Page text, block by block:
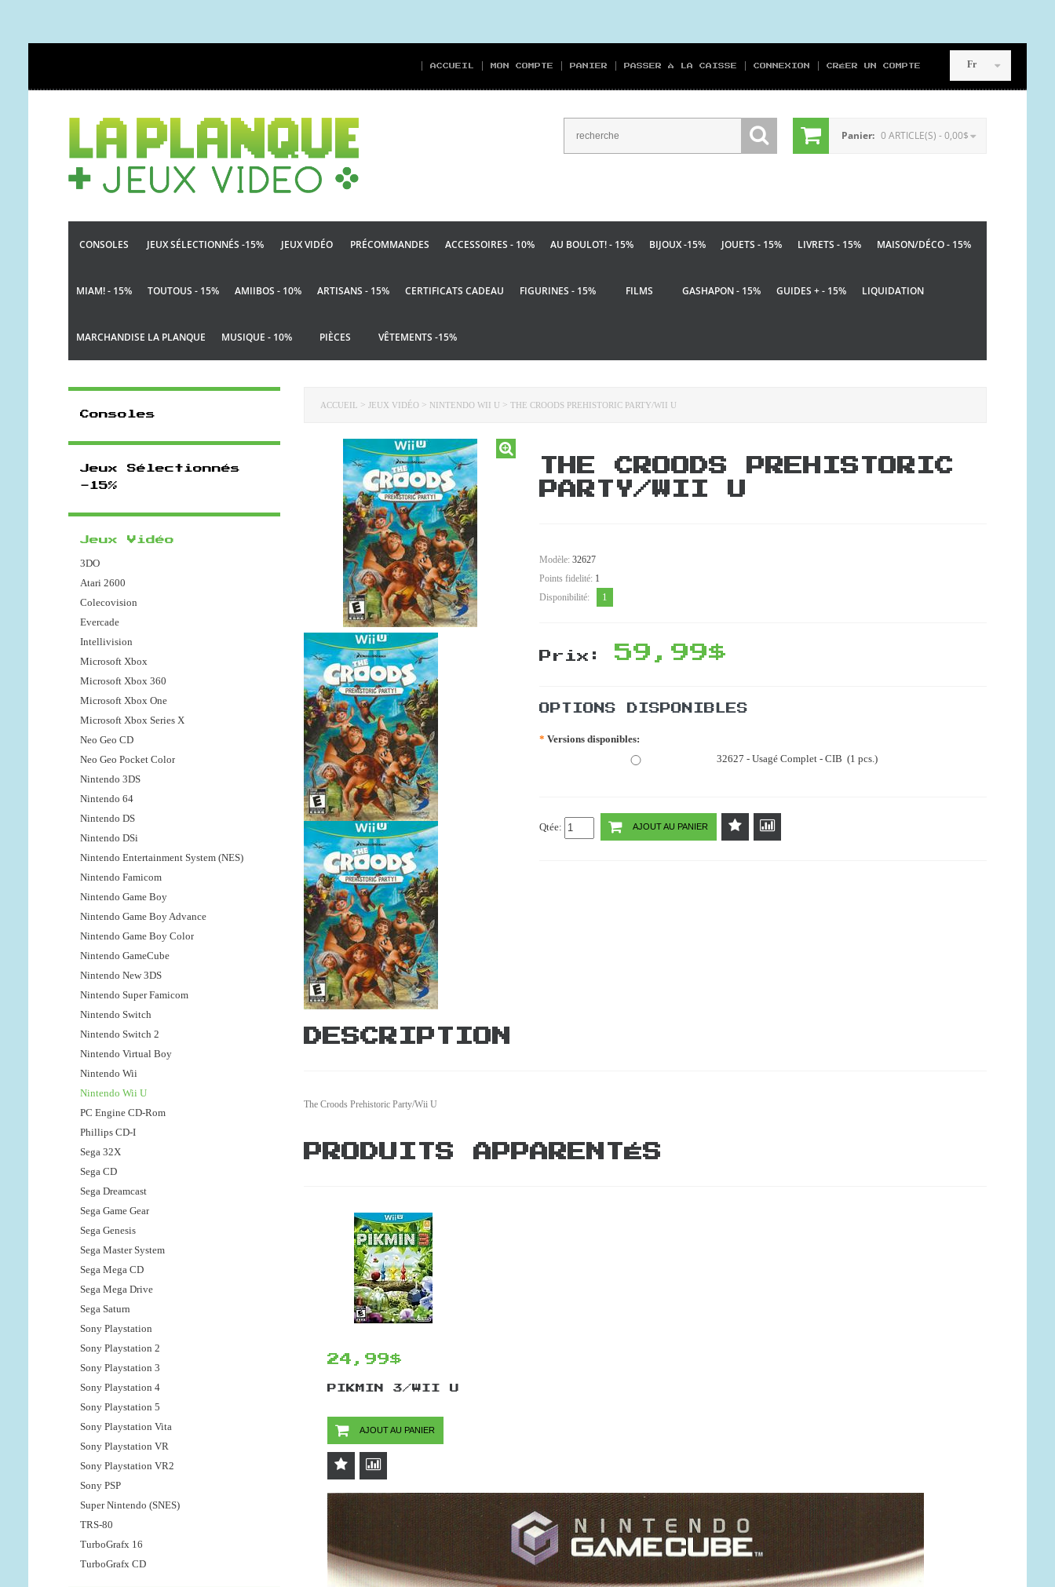
Fr
ACCUEIL MON COMPTE PANIER PASSER À LA CAISSE CONNEXION CRÉER UN COMPTE
Panier: 0 ARTICLE(S) - 0,00$
CONSOLES JEUX SÉLECTIONNÉS -15% JEUX VIDÉO PRÉCOMMANDES ACCESSOIRES - 10% AU BOULOT! - 15% BIJOUX -15% JOUETS - 15% LIVRETS - 15% MAISON/DÉCO - 15%
MIAM! - 15% TOUTOUS - 15% AMIIBOS - 10% ARTISANS - 15% CERTIFICATS CADEAU FIGURINES - 15% FILMS GASHAPON - 15% GUIDES + - 15% LIQUIDATION
MARCHANDISE LA PLANQUE MUSIQUE - 10% PIÈCES VÊTEMENTS -15%
ACCUEIL > JEUX VIDÉO > NINTENDO WII U > THE CROODS PREHISTORIC PARTY/WII U
THE CROODS PREHISTORIC
PARTY/WII U
Modèle: 32627
Points fidelité: 1
Disponibilité:
1
Prix: 59,99$
OPTIONS DISPONIBLES
* Versions disponibles:
32627 - Usagé Complet - CIB (1 pcs.)
Qtée: AJOUT AU PANIER
DESCRIPTION
The Croods Prehistoric Party/Wii U
PRODUITS APPARENTÉS
24,99$
PIKMIN 3/WII U
AJOUT AU PANIER
Consoles
Jeux Sélectionnés
-15%
Jeux Vidéo
3DO
Atari 2600
Colecovision
Evercade
Intellivision
Microsoft Xbox
Microsoft Xbox 360
Microsoft Xbox One
Microsoft Xbox Series X
Neo Geo CD
Neo Geo Pocket Color
Nintendo 3DS
Nintendo 64
Nintendo DS
Nintendo DSi
Nintendo Entertainment System (NES)
Nintendo Famicom
Nintendo Game Boy
Nintendo Game Boy Advance
Nintendo Game Boy Color
Nintendo GameCube
Nintendo New 3DS
Nintendo Super Famicom
Nintendo Switch
Nintendo Switch 2
Nintendo Virtual Boy
Nintendo Wii
Nintendo Wii U
PC Engine CD-Rom
Phillips CD-I
Sega 32X
Sega CD
Sega Dreamcast
Sega Game Gear
Sega Genesis
Sega Master System
Sega Mega CD
Sega Mega Drive
Sega Saturn
Sony Playstation
Sony Playstation 2
Sony Playstation 3
Sony Playstation 4
Sony Playstation 5
Sony Playstation Vita
Sony Playstation VR
Sony Playstation VR2
Sony PSP
Super Nintendo (SNES)
TRS-80
TurboGrafx 16
TurboGrafx CD